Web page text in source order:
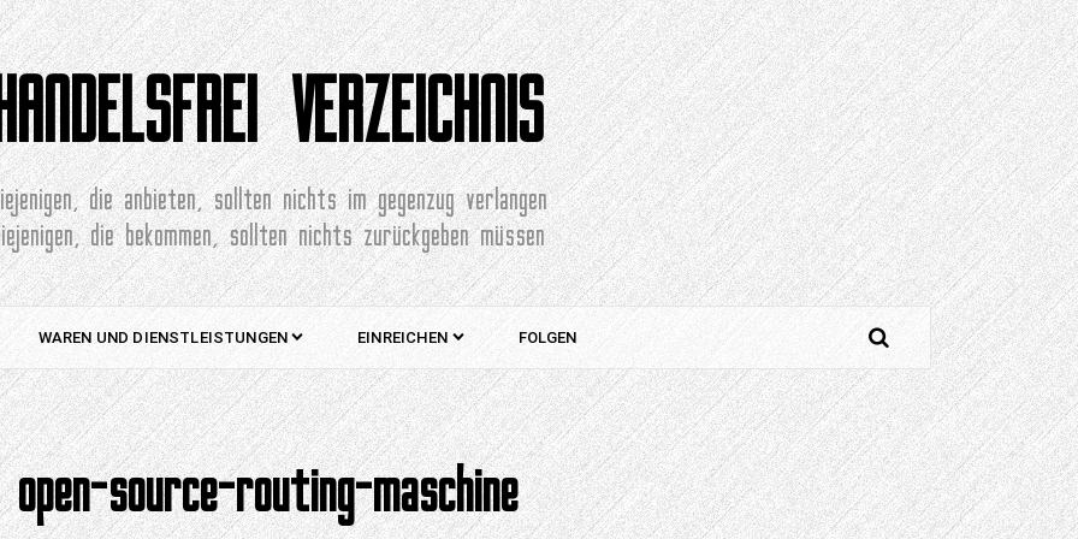
HANDELSFREI VERZEICHNIS
die anbieten, sollten nichts im gegenzug verlangen
die bekommen, sollten nichts zurückgeben müssen
WAREN UND DIENSTLEISTUNGEN EINREICHEN FOLGEN
open-source-routing-maschine